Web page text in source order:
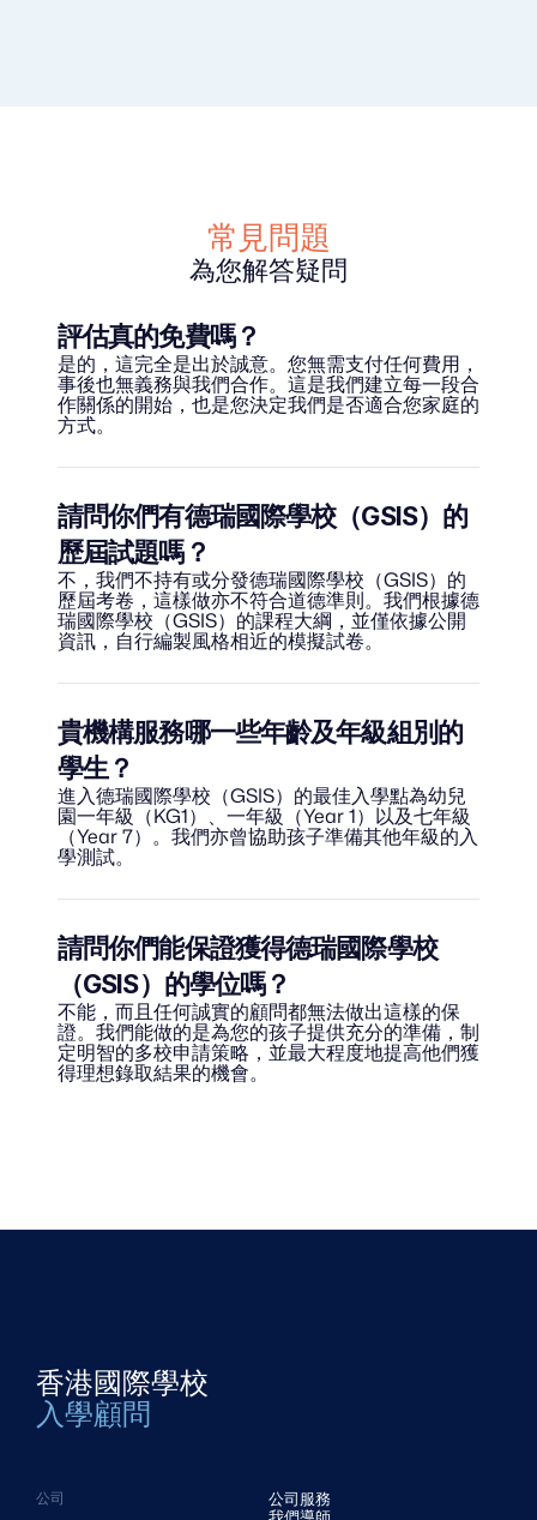
常見問題
為您解答疑問
評估真的免費嗎？
是的，這完全是出於誠意。您無需支付任何費用，
事後也無義務與我們合作。這是我們建立每一段合
作關係的開始，也是您決定我們是否適合您家庭的
方式。
請問你們有德瑞國際學校（GSIS）的
歷屆試題嗎？
不，我們不持有或分發德瑞國際學校（GSIS）的
歷屆考卷，這樣做亦不符合道德準則。我們根據德
瑞國際學校（GSIS）的課程大綱，並僅依據公開
資訊，自行編製風格相近的模擬試卷。
貴機構服務哪一些年齡及年級組別的
學生？
進入德瑞國際學校（GSIS）的最佳入學點為幼兒
園一年級（KG1）、一年級（Year 1）以及七年級
（Year 7）。我們亦曾協助孩子準備其他年級的入
學測試。
請問你們能保證獲得德瑞國際學校
（GSIS）的學位嗎？
不能，而且任何誠實的顧問都無法做出這樣的保
證。我們能做的是為您的孩子提供充分的準備，制
定明智的多校申請策略，並最大程度地提高他們獲
得理想錄取結果的機會。
公司
公司服務
香港國際學校
入學顧問